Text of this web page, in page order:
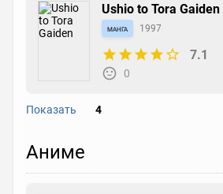
Ushio to Tora Gaiden
манга 1997
7.1
0
Показать 4
Аниме